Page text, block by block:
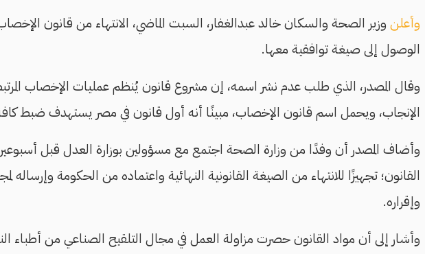
وأعلنوزير الصحة والسكان خالد عبدالغفار، السبت الماضي، الانتهاء من قانون
الوصول إلى صيغة توافقية معها.
وقال المصدر، الذي طلب عدم نشر اسمه، إن مشروع قانون يُنظم عمليات الإخصاب
الإنجاب، ويحمل اسم قانون الإخصاب، مبينًا أنه أول قانون في مصر يستهدف ضبط
وأضاف المصدر أن وفدًا من وزارة الصحة اجتمع مع مسؤولين بوزارة العدل قبل
القانون؛ تجهيزًا للانتهاء من الصيغة القانونية النهائية واعتماده من الحكومة وإرساله
وإقراره.
وأشار إلى أن مواد القانون حصرت مزاولة العمل في مجال التلقيح الصناعي من أطباء